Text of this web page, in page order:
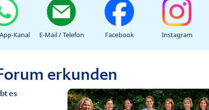
Kanal E-Mail / Telefon Facebook Instagram
erkunden
es